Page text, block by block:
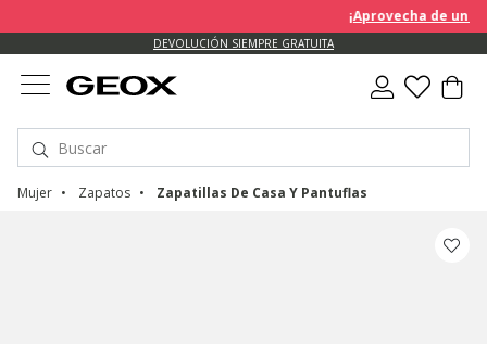
¡Aprovecha de un
DEVOLUCIÓN SIEMPRE GRATUITA
Mujer Zapatos Zapatillas De Casa Y Pantuflas